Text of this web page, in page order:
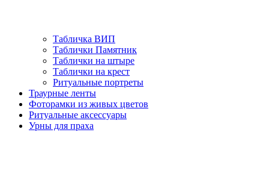
Табличка ВИП
Таблички Памятник
Таблички на штыре
Таблички на крест
Ритуальные портреты
Траурные ленты
Фоторамки из живых цветов
Ритуальные аксессуары
Урны для праха